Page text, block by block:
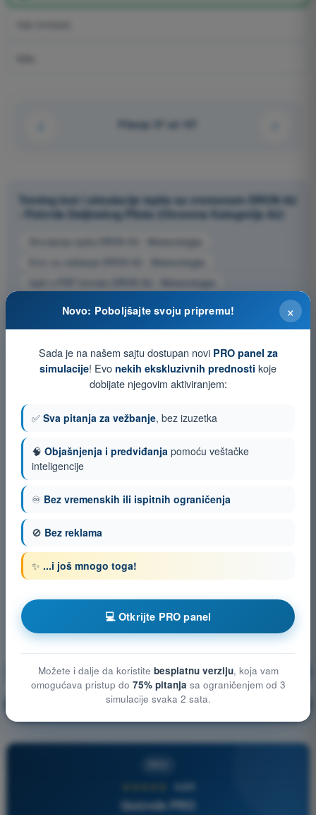
Pitanje 37 od 137
Trening test i simulacije ispita sa vremenom DRON A2
- Potvrda Daljinskog Pilota (Otvorena Kategorija A2)
Simulacija ispita DRON A2 - Meteorologija
Kviz za vežbanje DRON A2 - Meteorologija
Ispit u PDF formatu DRON A2 - Meteorologija
Meteorologija Vežbanje!
PRO Objašnjenje pitanja
4,6/5
Quizvds PRO
×
Novo: Poboljšajte svoju pripremu!
Sada je na našem sajtu dostupan novi PRO panel za
simulacije! Evo nekih ekskluzivnih prednosti koje
dobijate njegovim aktiviranjem:
✅ Sva pitanja za vežbanje, bez izuzetka
🧠 Objašnjenja i predviđanja pomoću veštačke
inteligencije
♾️ Bez vremenskih ili ispitnih ograničenja
🚫 Bez reklama
✨ ...i još mnogo toga!
💻 Otkrijte PRO panel
Možete i dalje da koristite besplatnu verziju, koja vam
omogućava pristup do 75% pitanja sa ograničenjem od 3
simulacije svaka 2 sata.